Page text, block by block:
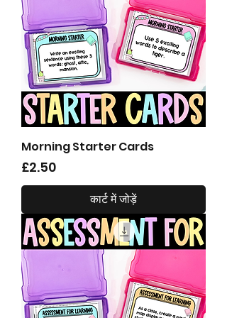
Morning Starter Cards
मूल्य
£2.50
कार्ट में जोड़ें